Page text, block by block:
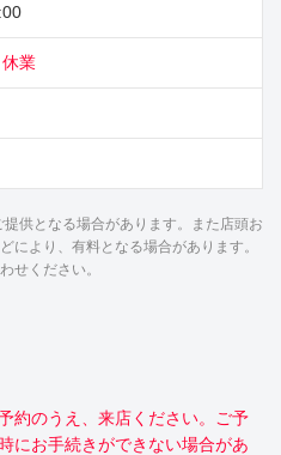
業
供となる場合があります。また店頭お
により、有料となる場合があります。
せください。
約のうえ、来店ください。ご予
にお手続きができない場合があ